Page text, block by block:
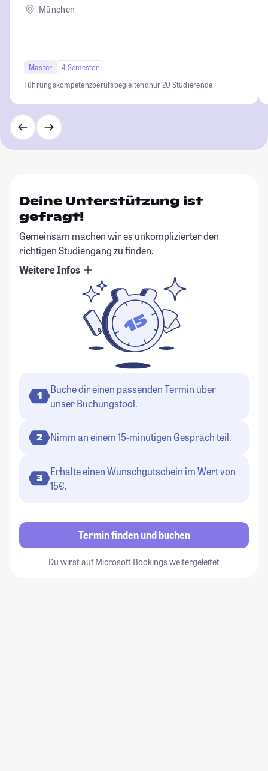
München
Master
4 Semester
Führungskompetenzberufsbegleitendnur 20 Studierende
Deine Unterstützung ist
gefragt!
Gemeinsam machen wir es unkomplizierter den
richtigen Studiengang zu finden.
Weitere Infos
1
Buche dir einen passenden Termin über
unser Buchungstool.
2 Nimm an einem 15-minütigen Gespräch teil.
3
Erhalte einen Wunschgutschein im Wert von
15€.
Termin finden und buchen
Du wirst auf Microsoft Bookings weitergeleitet